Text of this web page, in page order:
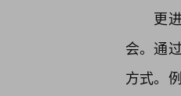
更
会。通
方式。